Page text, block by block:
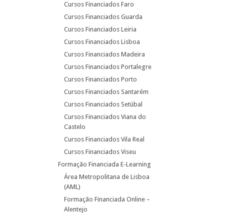
Cursos Financiados Faro
Cursos Financiados Guarda
Cursos Financiados Leiria
Cursos Financiados Lisboa
Cursos Financiados Madeira
Cursos Financiados Portalegre
Cursos Financiados Porto
Cursos Financiados Santarém
Cursos Financiados Setúbal
Cursos Financiados Viana do
Castelo
Cursos Financiados Vila Real
Cursos Financiados Viseu
Formação Financiada E-Learning
Área Metropolitana de Lisboa
(AML)
Formação Financiada Online –
Alentejo